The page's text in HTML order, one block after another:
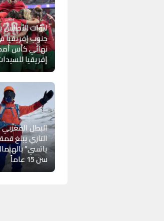
لبؤات الأطلس
جنوب إفريقيا
نهائي كأس
إفريقيا
البطل
التازي يبلغ
ياتسي”
سن 15 عاماً